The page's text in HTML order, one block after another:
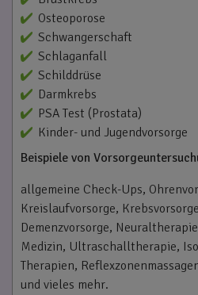
Osteoporose
Schwangerschaft
Schlaganfall
Schilddrüse
Darmkrebs
PSA Test (Prostata)
Kinder- und Jugendvorsorge
Beispiele von
allgemeine Check-Ups,
Kreislaufvorsorge,
Demenzvorsorge,
Medizin, Ultraschalltherapie,
Therapien,
und vieles mehr.